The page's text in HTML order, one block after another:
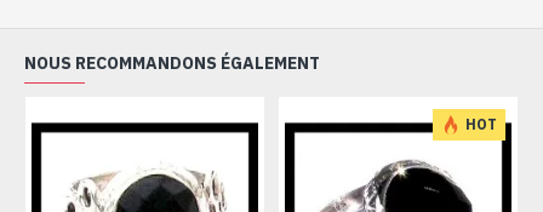
NOUS RECOMMANDONS ÉGALEMENT
HOT